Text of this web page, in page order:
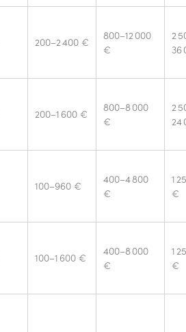
200–2 400 €
800–12 000
€
2
36
200–1 600 €
800–8 000
€
2
24
100–960 €
400–4 800
€
1
€
100–1 600 €
400–8 000
€
1
€